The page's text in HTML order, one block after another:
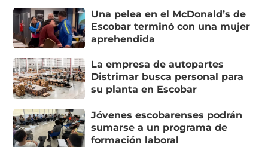
Una pelea en el McDonald’s de
Escobar terminó con una mujer
aprehendida
La empresa de autopartes
Distrimar busca personal para
su planta en Escobar
Jóvenes escobarenses podrán
sumarse a un programa de
formación laboral